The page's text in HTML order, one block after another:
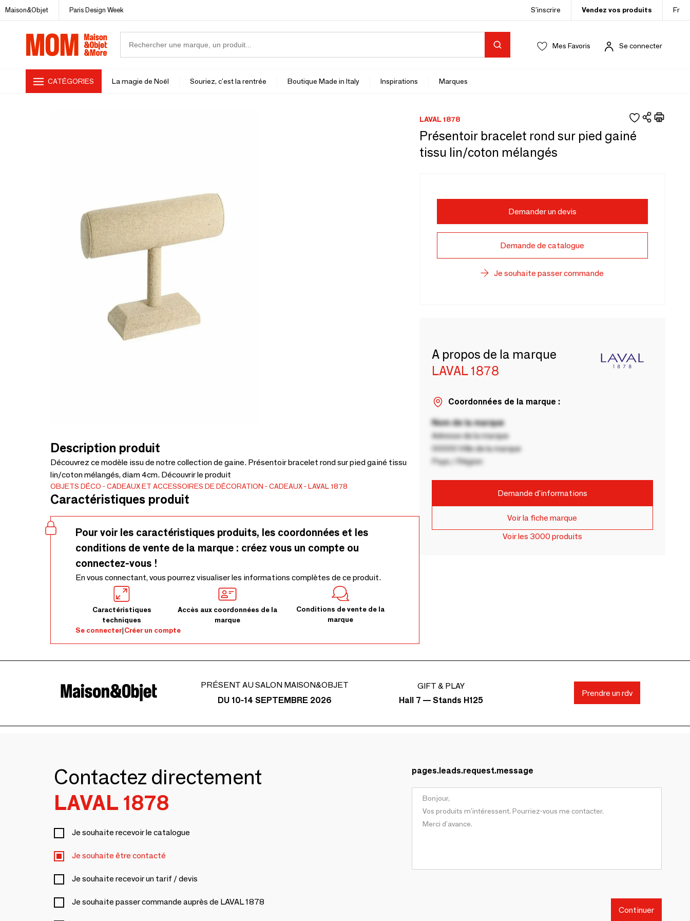
Maison&Objet Paris Design Week S’inscrire Vendez vos produits Fr
Mes Favoris Se connecter
CATÉGORIES La magie de Noël Souriez, c'est la rentrée Boutique Made in Italy Inspirations Marques
Description produit
Découvrez ce modèle issu de notre collection de gaine. Présentoir bracelet rond sur pied gainé tissu
lin/coton mélangés, diam 4cm. Découvrir le produit
OBJETS DÉCO CADEAUX ET ACCESSOIRES DE DÉCORATION CADEAUX LAVAL 1878
Caractéristiques produit
Pour voir les caractéristiques produits, les coordonnées et les
conditions de vente de la marque : créez vous un compte ou
connectez-vous !
En vous connectant, vous pourrez visualiser les informations complètes de ce produit.
Caractéristiques
techniques
Accès aux coordonnées de la
marque
Conditions de vente de la
marque
Se connecter|Créer un compte
LAVAL 1878
Présentoir bracelet rond sur pied gainé
tissu lin/coton mélangés
Demander un devis
Demande de catalogue
Je souhaite passer commande
A propos de la marque
LAVAL 1878
Coordonnées de la marque :
Nom de la marque
Adresse de la marque
00000 Ville de la marque
Pays / Région
Demande d'informations
Voir la fiche marque
Voir les 3000 produits
PRÉSENT AU SALON MAISON&OBJET
DU 10-14 SEPTEMBRE 2026
GIFT & PLAY
Hall 7 — Stands H125
Prendre un rdv
Contactez directement
LAVAL 1878
Je souhaite recevoir le catalogue
Je souhaite être contacté
Je souhaite recevoir un tarif / devis
Je souhaite passer commande auprès de LAVAL 1878
pages.leads.request.message
Continuer